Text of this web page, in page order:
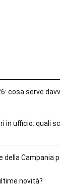
cosa serve
in ufficio: quali
della Campania
novità?